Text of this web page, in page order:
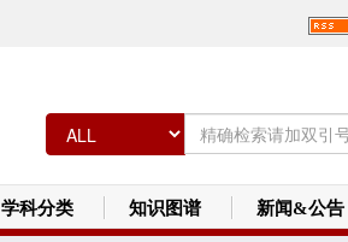
学科分类 知识图谱 新闻&公告